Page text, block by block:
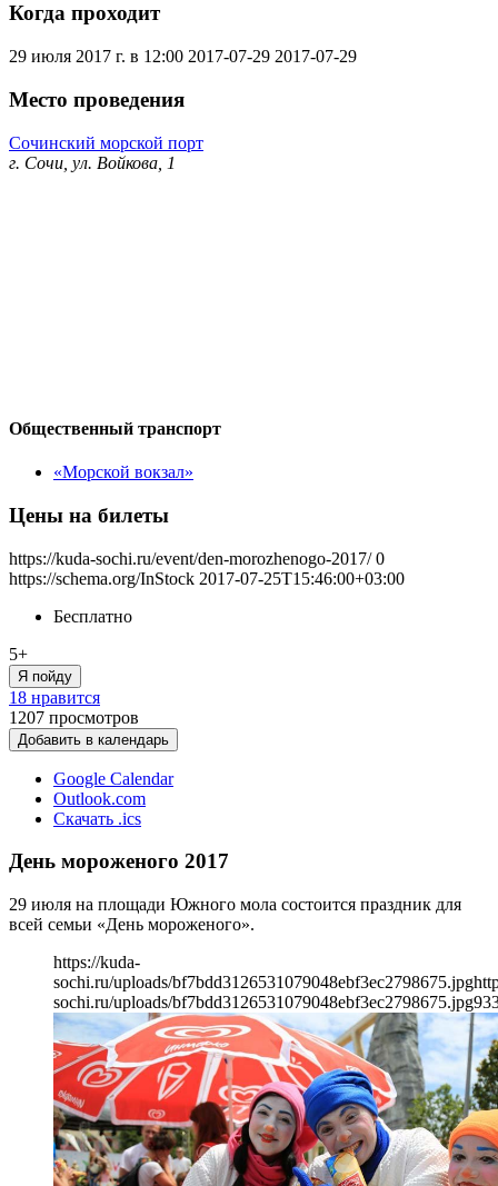
Когда проходит
29 июля 2017 г. в 12:00 2017-07-29 2017-07-29
Место проведения
Сочинский морской порт
г. Сочи, ул. Войкова, 1
Общественный транспорт
«Морской вокзал»
Цены на билеты
https://kuda-sochi.ru/event/den-morozhenogo-2017/ 0
https://schema.org/InStock 2017-07-25T15:46:00+03:00
Бесплатно
5+
Я пойду
18 нравится
1207 просмотров
Добавить в календарь
Google Calendar
Outlook.com
Скачать .ics
День мороженого 2017
29 июля на площади Южного мола состоится праздник для
всей семьи «День мороженого».
https://kuda-
sochi.ru/uploads/bf7bdd3126531079048ebf3ec2798675.jpg
sochi.ru/uploads/bf7bdd3126531079048ebf3ec2798675.jpg